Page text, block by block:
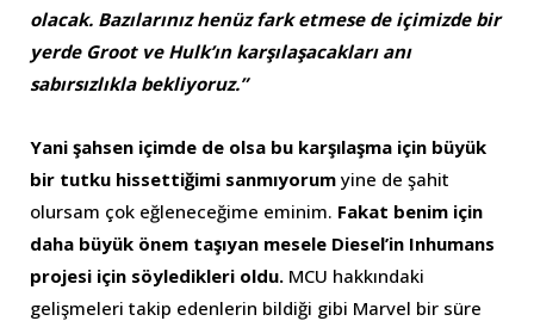
olacak. Bazılarınız henüz fark etmese de içimizde bir
yerde Groot ve Hulk’ın karşılaşacakları anı
sabırsızlıkla bekliyoruz.”
Yani şahsen içimde de olsa bu karşılaşma için büyük
bir tutku hissettiğimi sanmıyorum yine de şahit
olursam çok eğleneceğime eminim. Fakat benim için
daha büyük önem taşıyan mesele Diesel’in Inhumans
projesi için söyledikleri oldu. MCU hakkındaki
gelişmeleri takip edenlerin bildiği gibi Marvel bir süre